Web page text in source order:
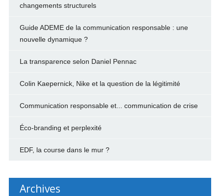
changements structurels
Guide ADEME de la communication responsable : une
nouvelle dynamique ?
La transparence selon Daniel Pennac
Colin Kaepernick, Nike et la question de la légitimité
Communication responsable et... communication de crise
Éco-branding et perplexité
EDF, la course dans le mur ?
Archives